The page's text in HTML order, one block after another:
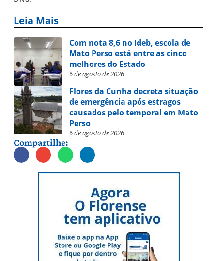
Leia Mais
Com nota 8,6 no Ideb, escola de
Mato Perso está entre as cinco
melhores do Estado
6 de agosto de 2026
Flores da Cunha decreta situação
de emergência após estragos
causados pelo temporal em Mato
Perso
6 de agosto de 2026
Compartilhe: